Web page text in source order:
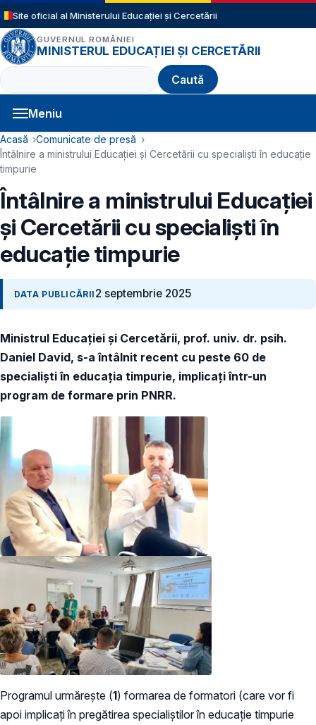
Sari la conținutul principal
Site oficial al Ministerului Educației și Cercetării
GUVERNUL ROMÂNIEI
MINISTERUL EDUCAȚIEI ȘI CERCETĂRII
Caută
Meniu
Navigație principală
Cale de navigare
Acasă
Comunicate de presă
Întâlnire a ministrului Educației și Cercetării cu specialiști în educație
timpurie
Întâlnire a ministrului Educației
și Cercetării cu specialiști în
educație timpurie
DATA PUBLICĂRII 2 septembrie 2025
Ministrul Educației și Cercetării, prof. univ. dr. psih.
Daniel David, s-a întâlnit recent cu peste 60 de
specialiști în educația timpurie, implicați într-un
program de formare prin PNRR.
Programul urmărește (1) formarea de formatori (care vor fi
apoi implicați în pregătirea specialiștilor în educație timpurie